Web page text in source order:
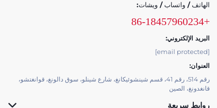
الهاتف / واتساب / ويشات:
+86-18457960234
البريد الإلكتروني:
[email protected]
العنوان:
رقم 514، رقم 41، قسم شينشوئيكانغ، شارع شينلو، سوق دالونغ، قوانغتشو،
قانغدونغ، الصين
روابط سريعة